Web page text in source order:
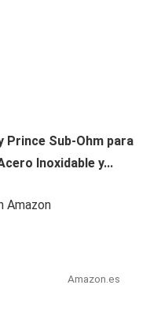
Prince Sub-Ohm para
Inoxidable y...
Amazon
Amazon.es